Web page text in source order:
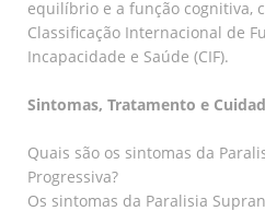
equilíbrio e a função cognitiva,
Classificação Internacional de
Incapacidade e Saúde (CIF).
Sintomas, Tratamento e
Quais são os sintomas da
Progressiva?
Os sintomas da Paralisia